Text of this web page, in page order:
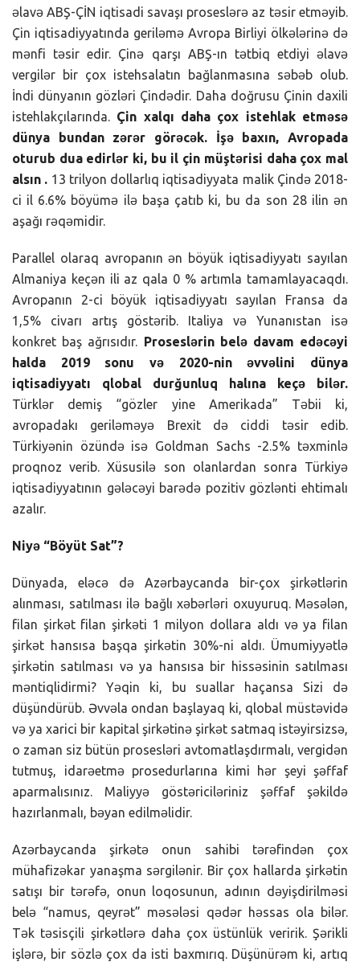
əlavə ABŞ-ÇİN iqtisadi savaşı proseslərə az təsir etməyib.
Çin iqtisadiyyatında geriləmə Avropa Birliyi ölkələrinə də
mənfi təsir edir. Çinə qarşı ABŞ-ın tətbiq etdiyi əlavə
vergilər bir çox istehsalatın bağlanmasına səbəb olub.
İndi dünyanın gözləri Çindədir. Daha doğrusu Çinin daxili
istehlakçılarında. Çin xalqı daha çox istehlak etməsə
dünya bundan zərər görəcək. İşə baxın, Avropada
oturub dua edirlər ki, bu il çin müştərisi daha çox mal
alsın . 13 trilyon dollarlıq iqtisadiyyata malik Çində 2018-
ci il 6.6% böyümə ilə başa çatıb ki, bu da son 28 ilin ən
aşağı rəqəmidir.
Parallel olaraq avropanın ən böyük iqtisadiyyatı sayılan
Almaniya keçən ili az qala 0 % artımla tamamlayacaqdı.
Avropanın 2-ci böyük iqtisadiyyatı sayılan Fransa da
1,5% civarı artış göstərib. Italiya və Yunanıstan isə
konkret baş ağrısıdır. Proseslərin belə davam edəcəyi
halda 2019 sonu və 2020-nin əvvəlini dünya
iqtisadiyyatı qlobal durğunluq halına keçə bilər.
Türklər demiş “gözler yine Amerikada” Təbii ki,
avropadakı geriləməyə Brexit də ciddi təsir edib.
Türkiyənin özündə isə Goldman Sachs -2.5% təxminlə
proqnoz verib. Xüsusilə son olanlardan sonra Türkiyə
iqtisadiyyatının gələcəyi barədə pozitiv gözlənti ehtimalı
azalır.
Niyə “Böyüt Sat”?
Dünyada, eləcə də Azərbaycanda bir-çox şirkətlərin
alınması, satılması ilə bağlı xəbərləri oxuyuruq. Məsələn,
filan şirkət filan şirkəti 1 milyon dollara aldı və ya filan
şirkət hansısa başqa şirkətin 30%-ni aldı. Ümumiyyətlə
şirkətin satılması və ya hansısa bir hissəsinin satılması
məntiqlidirmi? Yəqin ki, bu suallar haçansa Sizi də
düşündürüb. Əvvəla ondan başlayaq ki, qlobal müstəvidə
və ya xarici bir kapital şirkətinə şirkət satmaq istəyirsizsə,
o zaman siz bütün prosesləri avtomatlaşdırmalı, vergidən
tutmuş, idarəetmə prosedurlarına kimi hər şeyi şəffaf
aparmalısınız. Maliyyə göstəriciləriniz şəffaf şəkildə
hazırlanmalı, bəyan edilməlidir.
Azərbaycanda şirkətə onun sahibi tərəfindən çox
mühafizəkar yanaşma sərgilənir. Bir çox hallarda şirkətin
satışı bir tərəfə, onun loqosunun, adının dəyişdirilməsi
belə “namus, qeyrət” məsələsi qədər həssas ola bilər.
Tək təsisçili şirkətlərə daha çox üstünlük veririk. Şərikli
işlərə, bir sözlə çox da isti baxmırıq. Düşünürəm ki, artıq